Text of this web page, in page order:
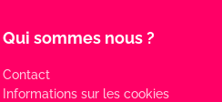
Qui sommes nous ?
Contact
Informations sur les cookies